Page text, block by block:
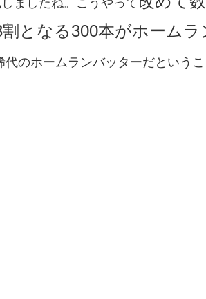
となる300本がホームラ
代のホームランバッターだというこ